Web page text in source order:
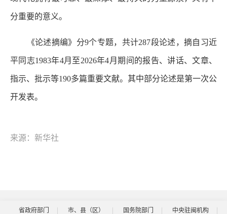
分重要的意义。
《论述摘编》分9个专题，共计287段论述，摘自习近
平同志1983年4月至2026年4月期间的报告、讲话、文章、
指示、批示等190多篇重要文献。其中部分论述是第一次公
开发表。
来源：新华社
省政府部门 市、县（区） 国务院部门 中央驻闽机构